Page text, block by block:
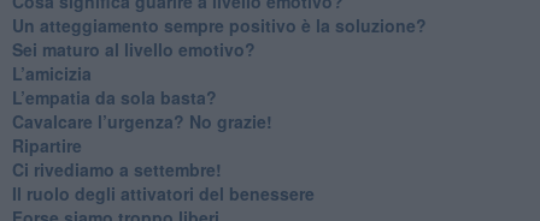
​Un atteggiamento sempre positivo è la soluzione?
​Sei maturo al livello emotivo?
​L’amicizia
​L’empatia da sola basta?
​Cavalcare l’urgenza? No grazie!
Ripartire
​Ci rivediamo a settembre!
​Il ruolo degli attivatori del benessere